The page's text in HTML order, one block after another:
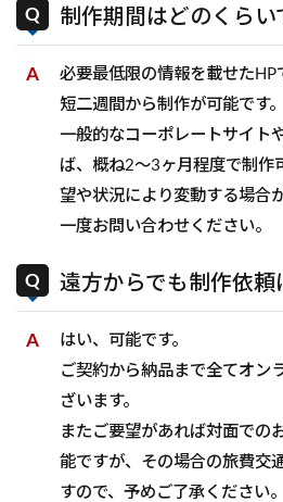
制作期間はどのくらい
必要最低限の情報を載せた
短二週間から制作が可能です。
一般的なコーポレートサイト
ば、概ね2〜3ヶ月程度で制作
望や状況により変動する場合
一度お問い合わせください。
遠方からでも制作依頼
はい、可能です。
ご契約から納品まで全てオン
ざいます。
またご要望があれば対面での
能ですが、その場合の旅費交
すので、予めご了承ください。